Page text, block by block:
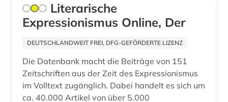
geschichte 600-1999 (1)
geschichte 800-1900 (6)
geschichte <1100-1900> (1)
Literarische
Expressionismus Online, Der
DEUTSCHLANDWEIT FREI, DFG-GEFÖRDERTE LIZENZ
Die Datenbank macht die Beiträge von 151
Zeitschriften aus der Zeit des Expressionismus
im Volltext zugänglich. Dabei handelt es sich um
ca. 40.000 Artikel von über 5.000